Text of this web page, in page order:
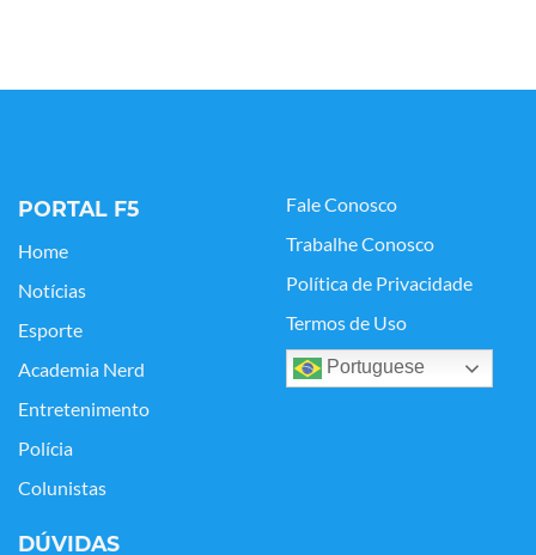
PORTAL F5
Home
Notícias
Esporte
Academia Nerd
Entretenimento
Polícia
Colunistas
Fale Conosco
Trabalhe Conosco
Política de Privacidade
Termos de Uso
Portuguese
DÚVIDAS